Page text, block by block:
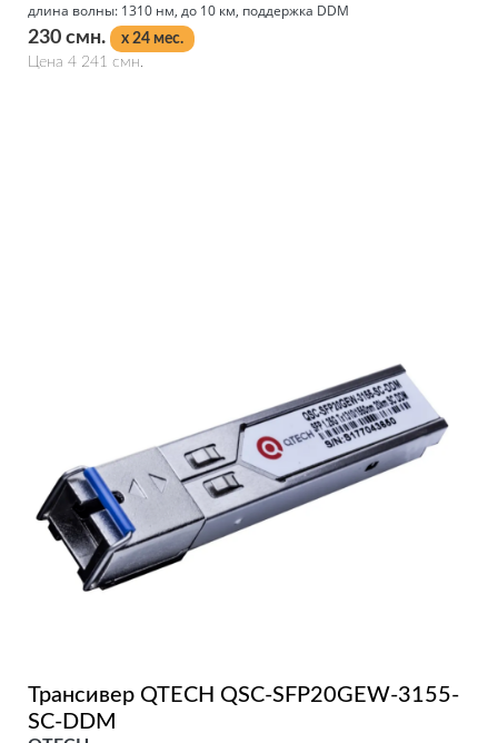
длина волны: 1310 нм, до 10 км, поддержка DDM
230 смн.
x 24 мес.
Цена 4 241 смн.
Трансивер QTECH QSC-SFP20GEW-3155-
SC-DDM